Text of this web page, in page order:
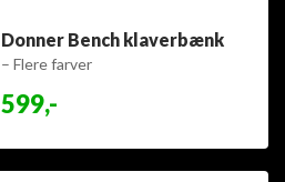
Donner Bench klaverbænk
– Flere farver
599,-